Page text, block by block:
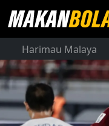
Harimau Malaya